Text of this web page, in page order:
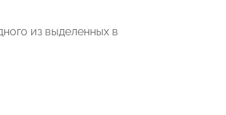
из выделенных в